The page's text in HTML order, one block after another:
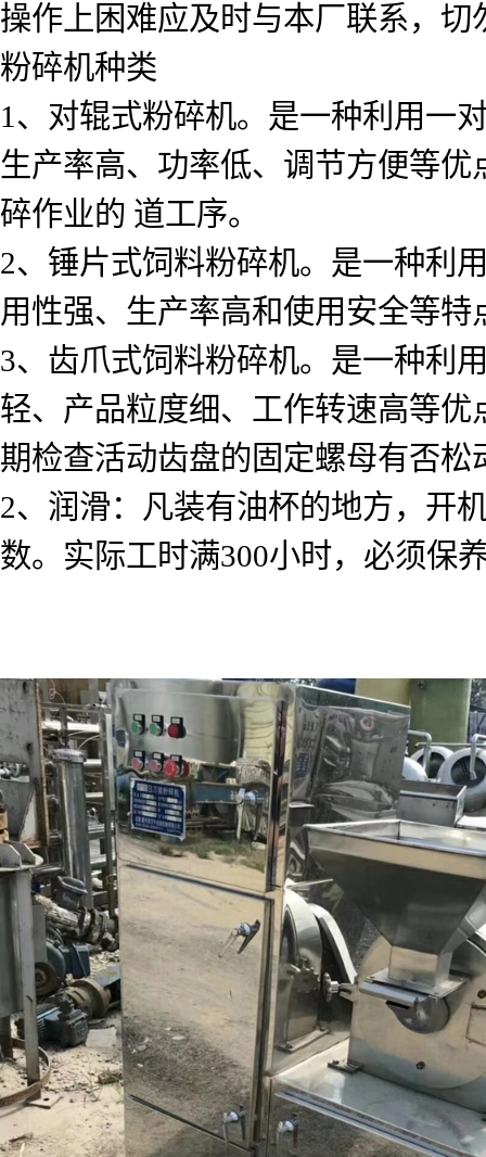
操作上困难应及时与本厂联系，切
粉碎机种类
1、对辊式粉碎机。是一种利用一
生产率高、功率低、调节方便等
碎作业的 道工序。
2、锤片式饲料粉碎机。是一种利
用性强、生产率高和使用安全等特
3、齿爪式饲料粉碎机。是一种利
轻、产品粒度细、工作转速高等优
期检查活动齿盘的固定螺母有否
2、润滑：凡装有油杯的地方，开
数。实际工时满300小时，必须保